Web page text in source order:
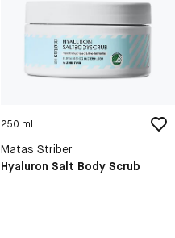
250 ml
Matas Striber
Hyaluron Salt Body Scrub